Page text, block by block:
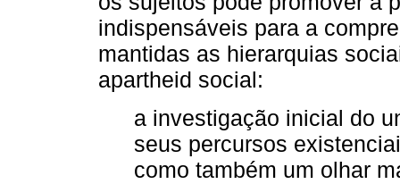
indispensáveis para a
mantidas as hierarquias
apartheid social:
a investigação inicial do
seus percursos
como também um olhar